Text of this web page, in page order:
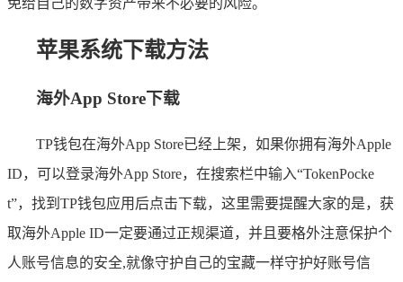
苹果系统下载方法
海外App Store下载
TP钱包在海外App Store已经上架，如果你拥有海外Apple
ID，可以登录海外App Store，在搜索栏中输入“TokenPocke
t”，找到TP钱包应用后点击下载，这里需要提醒大家的是，获
取海外Apple ID一定要通过正规渠道，并且要格外注意保护个
人账号信息的安全,就像守护自己的宝藏一样守护好账号信